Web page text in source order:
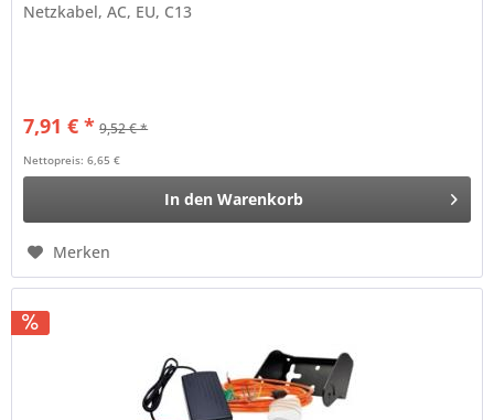
Netzkabel, AC, EU, C13
7,91 € * 9,52 € *
Nettopreis: 6,65 €
In den Warenkorb
Merken